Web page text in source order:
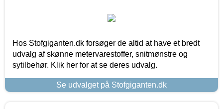
Hos Stofgiganten.dk forsøger de altid at have et bredt
udvalg af skønne metervarestoffer, snitmønstre og
sytilbehør. Klik her for at se deres udvalg.
Se udvalget på Stofgiganten.dk